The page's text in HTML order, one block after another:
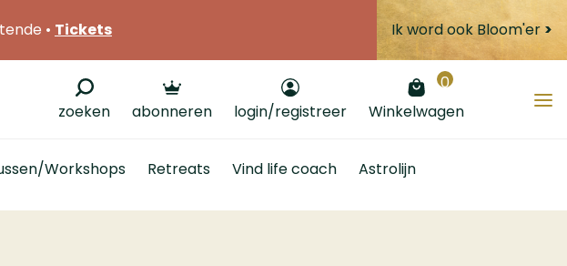
• Tickets Ik word ook Bloom'er >
zoeken abonneren login/registreer Winkelwagen
0
Workshops Retreats Vind life coach Astrolijn